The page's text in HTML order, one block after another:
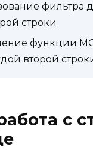
фильтра
строки
функции
второй
с